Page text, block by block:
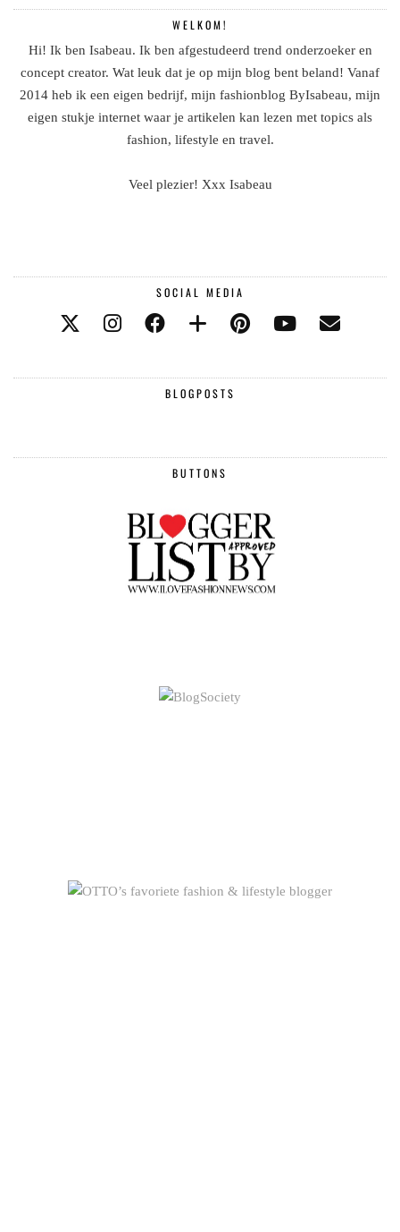
WELKOM!
Hi! Ik ben Isabeau. Ik ben afgestudeerd trend onderzoeker en
concept creator. Wat leuk dat je op mijn blog bent beland! Vanaf
2014 heb ik een eigen bedrijf, mijn fashionblog ByIsabeau, mijn
eigen stukje internet waar je artikelen kan lezen met topics als
fashion, lifestyle en travel.
Veel plezier! Xxx Isabeau
SOCIAL MEDIA
BLOGPOSTS
BUTTONS